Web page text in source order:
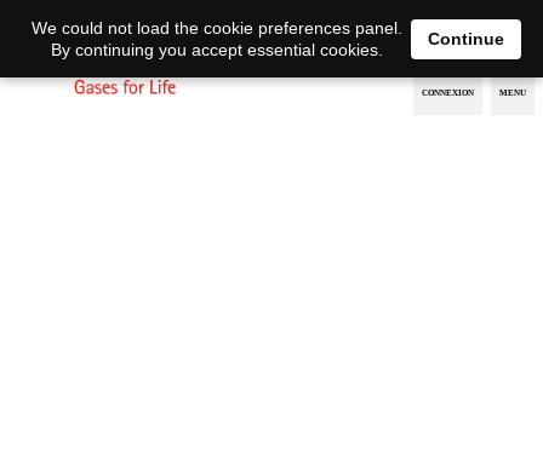
EN DE
We could not load the cookie preferences panel.
By continuing you accept essential cookies.
Continue